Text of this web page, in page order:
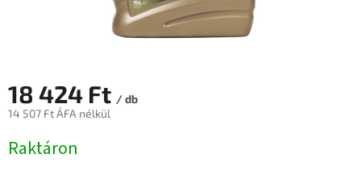
18 424 Ft / db
14 507 Ft ÁFA nélkül
Raktáron